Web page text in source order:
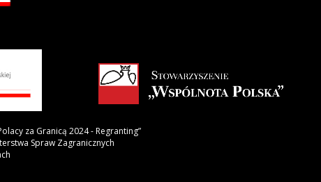
za Granicą 2024 - Regranting”
Spraw Zagranicznych